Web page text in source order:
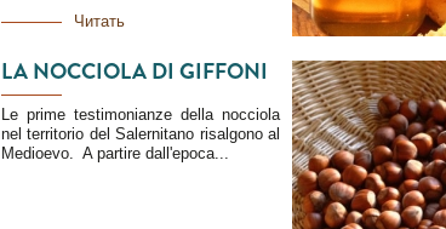
Читать
LA NOCCIOLA DI GIFFONI
Le prime testimonianze della nocciola
nel territorio del Salernitano risalgono al
Medioevo. A partire dall'epoca...